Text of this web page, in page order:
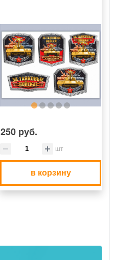
250 руб.
шт
в корзину